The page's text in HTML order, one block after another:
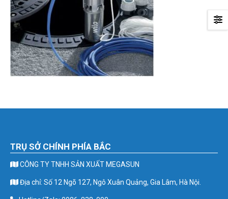
TRỤ SỞ CHÍNH PHÍA BẮC
CÔNG TY TNHH SẢN XUẤT MEGASUN
Địa chỉ: Số 12 Ngõ 127, Ngô Xuân Quảng, Gia Lâm, Hà Nội.